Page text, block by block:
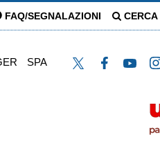
FAQ/SEGNALAZIONI CERCA
SPA